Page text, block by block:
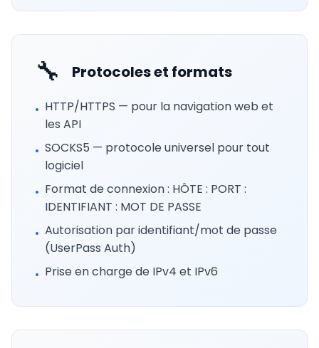
🔧 Protocoles et formats
• HTTP/HTTPS — pour la navigation web et
les API
• SOCKS5 — protocole universel pour tout
logiciel
• Format de connexion : HÔTE : PORT :
IDENTIFIANT : MOT DE PASSE
• Autorisation par identifiant/mot de passe
(UserPass Auth)
• Prise en charge de IPv4 et IPv6